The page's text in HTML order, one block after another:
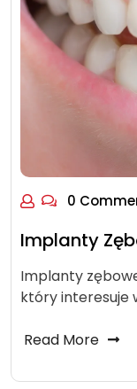
0
Implanty
Implanty
który interesuje
Read More